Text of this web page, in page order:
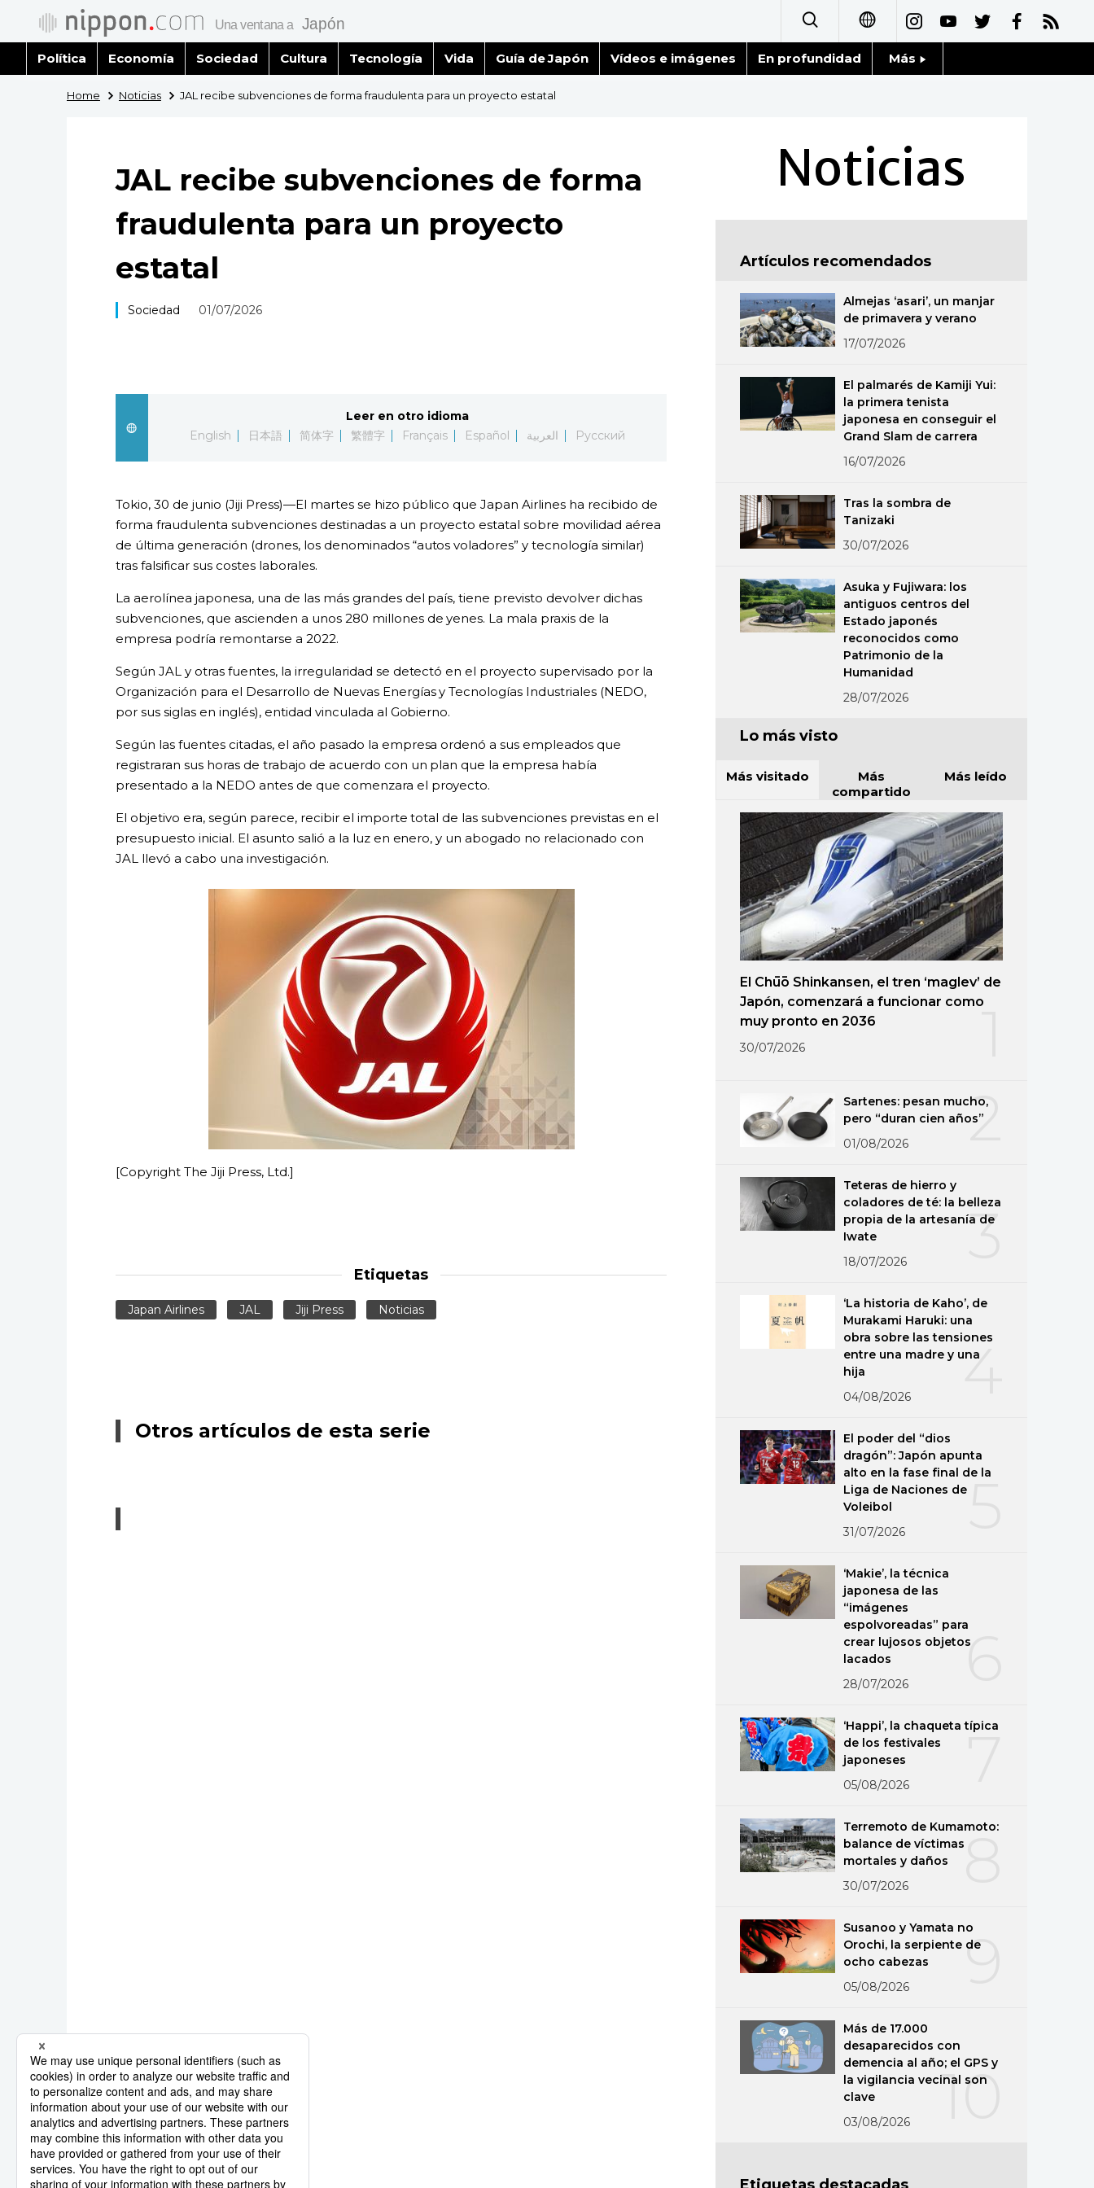
日本語
简体字
繁體字
العربية
Русский
Política Economía Sociedad Cultura Tecnología Vida Guía de Japón Vídeos e imágenes En profundidad Más
Fragmentos de Japón
Gente
Blog
Tokio
Avisos
Home Noticias JAL recibe subvenciones de forma fraudulenta para un proyecto estatal
JAL recibe subvenciones de forma
fraudulenta para un proyecto
estatal
Sociedad 01/07/2026
Leer en otro idioma
English
日本語 简体字 繁體字 Français Español العربية Русский
Tokio, 30 de junio (Jiji Press)—El martes se hizo público que Japan Airlines ha recibido de
forma fraudulenta subvenciones destinadas a un proyecto estatal sobre movilidad aérea
de última generación (drones, los denominados “autos voladores” y tecnología similar)
tras falsificar sus costes laborales.
La aerolínea japonesa, una de las más grandes del país, tiene previsto devolver dichas
subvenciones, que ascienden a unos 280 millones de yenes. La mala praxis de la
empresa podría remontarse a 2022.
Según JAL y otras fuentes, la irregularidad se detectó en el proyecto supervisado por la
Organización para el Desarrollo de Nuevas Energías y Tecnologías Industriales (NEDO,
por sus siglas en inglés), entidad vinculada al Gobierno.
Según las fuentes citadas, el año pasado la empresa ordenó a sus empleados que
registraran sus horas de trabajo de acuerdo con un plan que la empresa había
presentado a la NEDO antes de que comenzara el proyecto.
El objetivo era, según parece, recibir el importe total de las subvenciones previstas en el
presupuesto inicial. El asunto salió a la luz en enero, y un abogado no relacionado con
JAL llevó a cabo una investigación.
[Copyright The Jiji Press, Ltd.]
Etiquetas
Japan Airlines JAL Jiji Press Noticias
Otros artículos de esta serie
Noticias
Artículos recomendados
Almejas ‘asari’, un manjar
de primavera y verano
17/07/2026
El palmarés de Kamiji Yui:
la primera tenista
japonesa en conseguir el
Grand Slam de carrera
16/07/2026
Tras la sombra de
Tanizaki
30/07/2026
Asuka y Fujiwara: los
antiguos centros del
Estado japonés
reconocidos como
Patrimonio de la
Humanidad
28/07/2026
Lo más visto
Más visitado
Más
compartido
Más leído
El Chūō Shinkansen, el tren ‘maglev’ de
Japón, comenzará a funcionar como
muy pronto en 2036
30/07/2026
2
Sartenes: pesan mucho,
pero “duran cien años”
01/08/2026
3
Teteras de hierro y
coladores de té: la belleza
propia de la artesanía de
Iwate
18/07/2026
4
‘La historia de Kaho’, de
Murakami Haruki: una
obra sobre las tensiones
entre una madre y una
hija
04/08/2026
El poder del “dios
dragón”: Japón apunta
alto en la fase final de la
Liga de Naciones de
Voleibol
31/07/2026
6
‘Makie’, la técnica
japonesa de las
“imágenes
espolvoreadas” para
crear lujosos objetos
lacados
28/07/2026
7
‘Happi’, la chaqueta típica
de los festivales
japoneses
05/08/2026
8
Terremoto de Kumamoto:
balance de víctimas
mortales y daños
30/07/2026
9
Susanoo y Yamata no
Orochi, la serpiente de
ocho cabezas
05/08/2026
10
Más de 17.000
desaparecidos con
demencia al año; el GPS y
la vigilancia vecinal son
clave
03/08/2026